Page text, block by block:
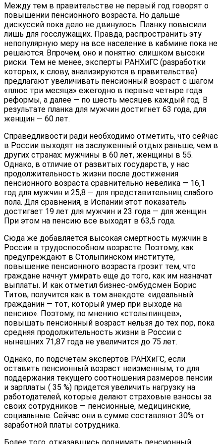
Между тем в правительстве не первый год говорят о
повышении пенсионного возраста. Но дальше
дискуссий пока дело не двинулось. Планку повысили
лишь для госслужащих. Правда, распространить эту
непопулярную меру на все население в кабмине пока не
решаются. Впрочем, оно и понятно: слишком высоки
риски. Тем не менее, эксперты РАНХиГС (разработки
которых, к слову, анализируются в правительстве)
предлагают увеличивать пенсионный возраст с шагом
«плюс три месяца» ежегодно в первые четыре года
реформы, а далее — по шесть месяцев каждый год. В
результате планка для мужчин достигнет 63 года, для
женщин — 60 лет.
Справедливости ради необходимо отметить, что сейчас
в России выходят на заслуженный отдых раньше, чем в
других странах: мужчины в 60 лет, женщины в 55.
Однако, в отличие от развитых государств, у нас
продолжительность жизни после достижения
пенсионного возраста сравнительно невелика — 16,1
год для мужчин и 25,8 — для представительниц слабого
пола. Для сравнения, в Испании этот показатель
достигает 19 лет для мужчин и 23 года — для женщин.
При этом на пенсию все выходят в 63,5 года.
Сюда же добавляется высокая смертность мужчин в
России в трудоспособном возрасте. Поэтому, как
предупреждают в Столыпинском институте,
повышение пенсионного возраста грозит тем, что
граждане начнут умирать еще до того, как им назначат
выплаты. И как отметил бизнес-омбудсмен Борис
Титов, получится как в том анекдоте: «идеальный
гражданин — тот, который умер при выходе на
пенсию». Поэтому, по мнению «столыпинцев»,
повышать пенсионный возраст нельзя до тех пор, пока
средняя продолжительность жизни в России с
нынешних 71,87 года не увеличится до 75 лет.
Однако, по подсчетам экспертов РАНХиГС, если
оставить пенсионный возраст неизменным, то для
поддержания текущего соотношения размеров пенсии
и зарплаты ( 35 %) придется увеличить нагрузку на
работодателей, которые делают страховые взносы за
своих сотрудников — пенсионные, медицинские,
социальные. Сейчас они в сумме составляют 30% от
заработной платы сотрудника.